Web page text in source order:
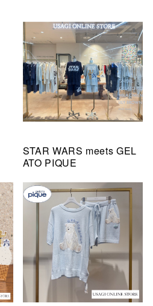
STAR WARS meets GEL
ATO PIQUE